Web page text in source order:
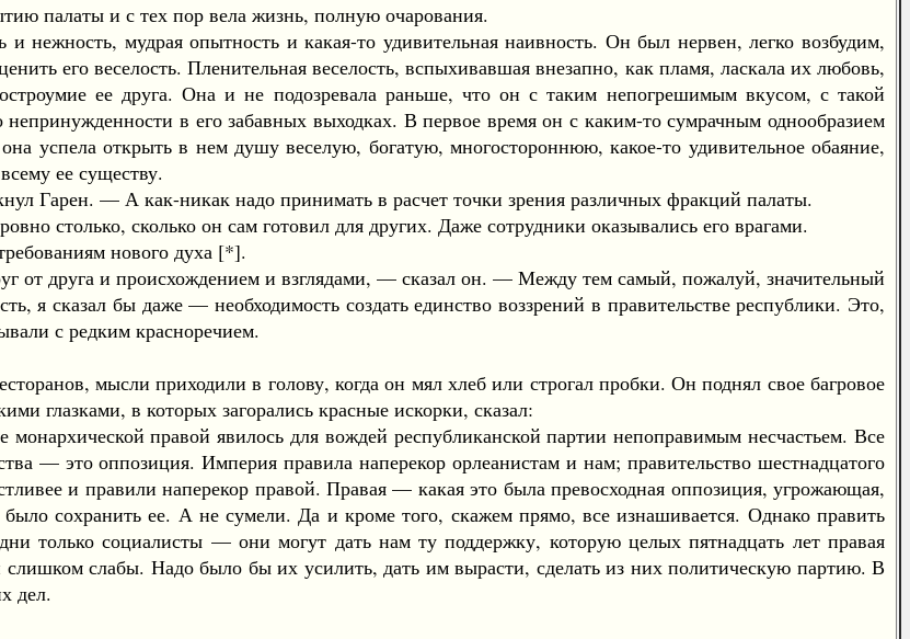
палаты и с тех пор вела жизнь, полную очарования.
мудрая опытность и какая-то удивительная наивность. Он был нервен, легко возбудим,
его веселость. Пленительная веселость, вспыхивавшая внезапно, как пламя, ласкала их любовь,
ее друга. Она и не подозревала раньше, что он с таким непогрешимым вкусом, с такой
в его забавных выходках. В первое время он с каким-то сумрачным однообразием
успела открыть в нем душу веселую, богатую, многостороннюю, какое-то удивительное обаяние,
ее существу.
Гарен. — А как-никак надо принимать в расчет точки зрения различных фракций палаты.
столько, сколько он сам готовил для других. Даже сотрудники оказывались его врагами.
нового духа [*].
друга и происхождением и взглядами, — сказал он. — Между тем самый, пожалуй, значительный
я сказал бы даже — необходимость создать единство воззрений в правительстве республики. Это,
с редким красноречием.
мысли приходили в голову, когда он мял хлеб или строгал пробки. Он поднял свое багровое
глазками, в которых загорались красные искорки, сказал:
правой явилось для вождей республиканской партии непоправимым несчастьем. Все
— это оппозиция. Империя правила наперекор орлеанистам и нам; правительство шестнадцатого
и правили наперекор правой. Правая — какая это была превосходная оппозиция, угрожающая,
сохранить ее. А не сумели. Да и кроме того, скажем прямо, все изнашивается. Однако править
только социалисты — они могут дать нам ту поддержку, которую целых пятнадцать лет правая
слабы. Надо было бы их усилить, дать им вырасти, сделать из них политическую партию. В
дел.